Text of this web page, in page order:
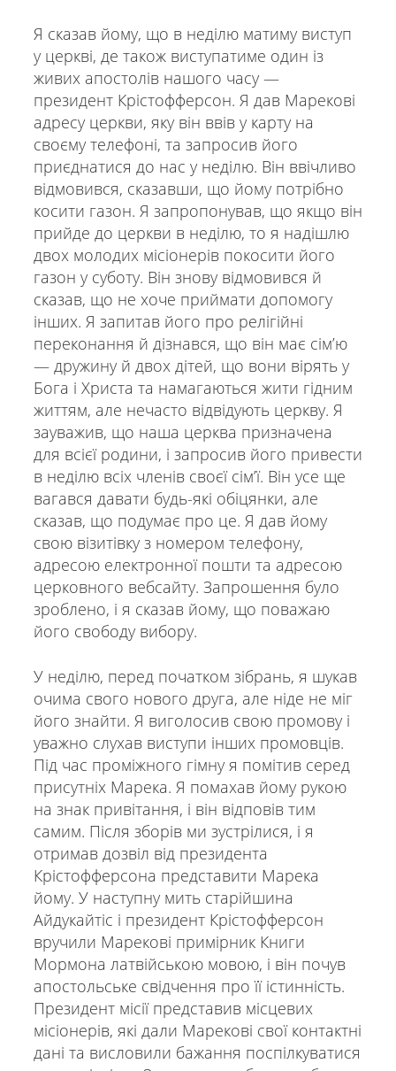
Я сказав йому, що в неділю матиму виступ
у церкві, де також виступатиме один із
живих апостолів нашого часу —
президент Крістофферсон. Я дав Марекові
адресу церкви, яку він ввів у карту на
своєму телефоні, та запросив його
приєднатися до нас у неділю. Він ввічливо
відмовився, сказавши, що йому потрібно
косити газон. Я запропонував, що якщо він
прийде до церкви в неділю, то я надішлю
двох молодих місіонерів покосити його
газон у суботу. Він знову відмовився й
сказав, що не хоче приймати допомогу
інших. Я запитав його про релігійні
переконання й дізнався, що він має сім’ю
— дружину й двох дітей, що вони вірять у
Бога і Христа та намагаються жити гідним
життям, але нечасто відвідують церкву. Я
зауважив, що наша церква призначена
для всієї родини, і запросив його привести
в неділю всіх членів своєї сім’ї. Він усе ще
вагався давати будь-які обіцянки, але
сказав, що подумає про це. Я дав йому
свою візитівку з номером телефону,
адресою електронної пошти та адресою
церковного вебсайту. Запрошення було
зроблено, і я сказав йому, що поважаю
його свободу вибору.
У неділю, перед початком зібрань, я шукав
очима свого нового друга, але ніде не міг
його знайти. Я виголосив свою промову і
уважно слухав виступи інших промовців.
Під час проміжного гімну я помітив серед
присутніх Марека. Я помахав йому рукою
на знак привітання, і він відповів тим
самим. Після зборів ми зустрілися, і я
отримав дозвіл від президента
Крістофферсона представити Марека
йому. У наступну мить старійшина
Айдукайтіс і президент Крістофферсон
вручили Марекові примірник Книги
Мормона латвійською мовою, і він почув
апостольське свідчення про її істинність.
Президент місії представив місцевих
місіонерів, які дали Марекові свої контактні
дані та висловили бажання поспілкуватися